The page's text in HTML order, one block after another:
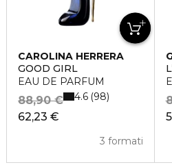
CAROLINA HERRERA
GOOD GIRL
EAU DE PARFUM
62,23 €
88,90 €
3 formati
4.6 98